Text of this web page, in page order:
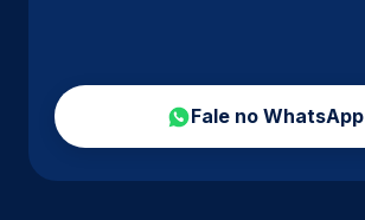
Fale no WhatsApp